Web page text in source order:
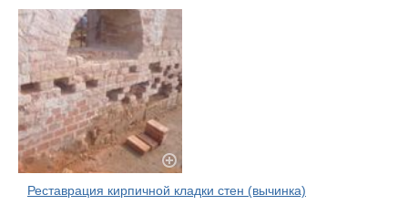
Реставрация кирпичной кладки стен (вычинка)